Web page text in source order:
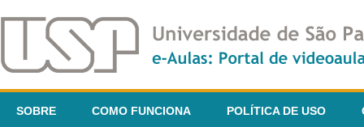
SOBRE COMO FUNCIONA POLÍTICA DE USO